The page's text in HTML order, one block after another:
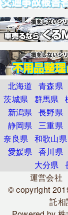
北海道 青森県
茨城県
群馬県
新潟県
長野県
静岡県
三重県
奈良県
和歌山県
愛媛県
香川県
大分県
運営会社
© copyright
託相